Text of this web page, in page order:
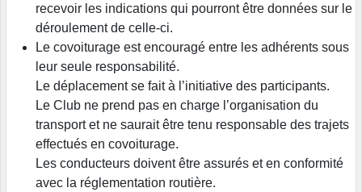
recevoir les indications qui pourront être données sur le
déroulement de celle-ci.
Le covoiturage est encouragé entre les adhérents sous
leur seule responsabilité.
Le déplacement se fait à l’initiative des participants.
Le Club ne prend pas en charge l’organisation du
transport et ne saurait être tenu responsable des trajets
effectués en covoiturage.
Les conducteurs doivent être assurés et en conformité
avec la réglementation routière.